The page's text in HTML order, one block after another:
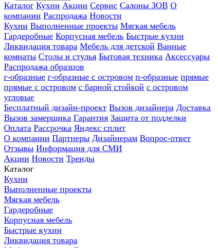
Каталог Кухни Акции Сервис Салоны ЗОВ О
компании Распродажа Новости
Кухни Выполненные проекты Мягкая мебель
Гардеробные Корпусная мебель Быстрые кухни
Ликвидация товара Мебель для детской Ванные
комнаты Столы и стулья Бытовая техника Аксессуары
Распродажа образцов
г-образные г-образные с островом п-образные прямые
прямые с островом с барной стойкой с островом
угловые
Бесплатный дизайн-проект Вызов дизайнера Доставка
Вызов замерщика Гарантия Защита от подделки
Оплата Рассрочка Яндекс сплит
О компании Партнеры Дизайнерам Вопрос-ответ
Отзывы Информация для СМИ
Акции Новости Тренды
Каталог
Кухни
Выполненные проекты
Мягкая мебель
Гардеробные
Корпусная мебель
Быстрые кухни
Ликвидация товара